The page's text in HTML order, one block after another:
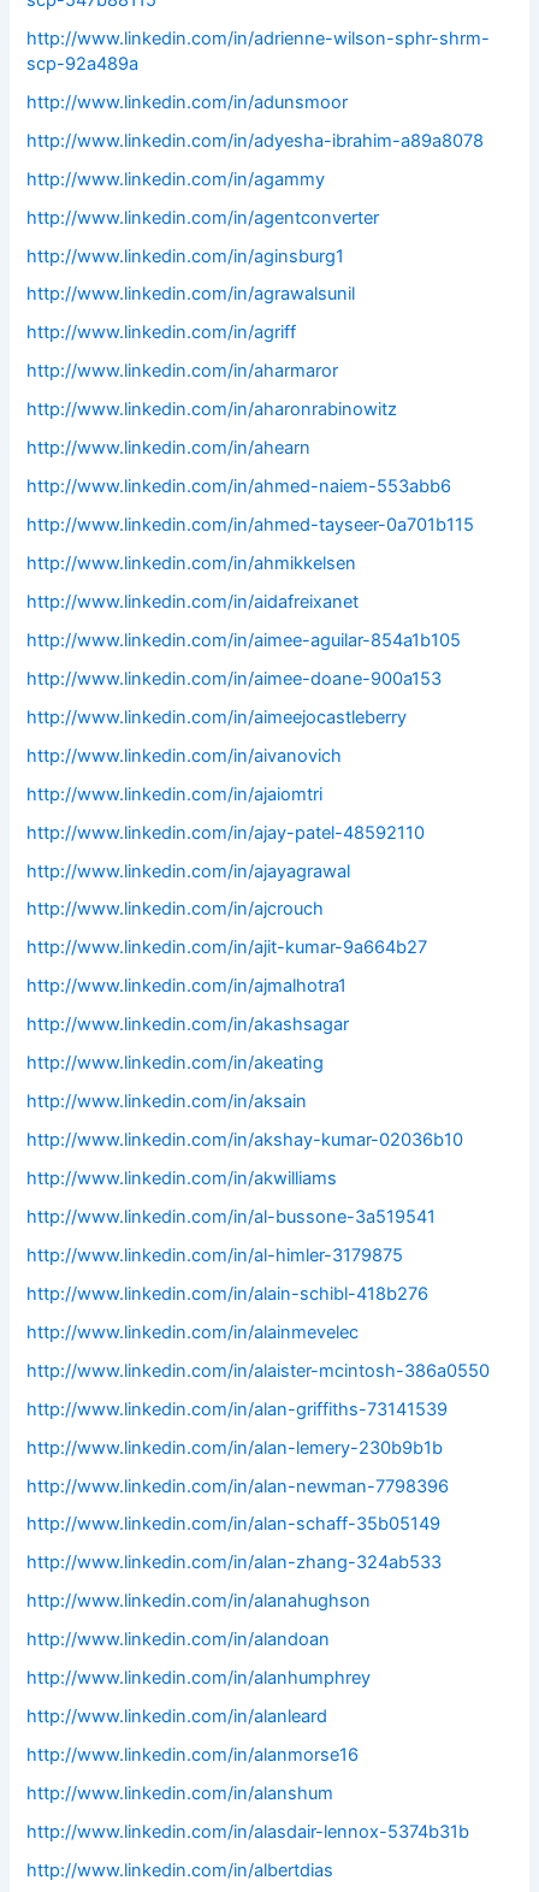
http://www.linkedin.com/in/adrienne-wilson-sphr-shrm-
scp-92a489a
http://www.linkedin.com/in/adunsmoor
http://www.linkedin.com/in/adyesha-ibrahim-a89a8078
http://www.linkedin.com/in/agammy
http://www.linkedin.com/in/agentconverter
http://www.linkedin.com/in/aginsburg1
http://www.linkedin.com/in/agrawalsunil
http://www.linkedin.com/in/agriff
http://www.linkedin.com/in/aharmaror
http://www.linkedin.com/in/aharonrabinowitz
http://www.linkedin.com/in/ahearn
http://www.linkedin.com/in/ahmed-naiem-553abb6
http://www.linkedin.com/in/ahmed-tayseer-0a701b115
http://www.linkedin.com/in/ahmikkelsen
http://www.linkedin.com/in/aidafreixanet
http://www.linkedin.com/in/aimee-aguilar-854a1b105
http://www.linkedin.com/in/aimee-doane-900a153
http://www.linkedin.com/in/aimeejocastleberry
http://www.linkedin.com/in/aivanovich
http://www.linkedin.com/in/ajaiomtri
http://www.linkedin.com/in/ajay-patel-48592110
http://www.linkedin.com/in/ajayagrawal
http://www.linkedin.com/in/ajcrouch
http://www.linkedin.com/in/ajit-kumar-9a664b27
http://www.linkedin.com/in/ajmalhotra1
http://www.linkedin.com/in/akashsagar
http://www.linkedin.com/in/akeating
http://www.linkedin.com/in/aksain
http://www.linkedin.com/in/akshay-kumar-02036b10
http://www.linkedin.com/in/akwilliams
http://www.linkedin.com/in/al-bussone-3a519541
http://www.linkedin.com/in/al-himler-3179875
http://www.linkedin.com/in/alain-schibl-418b276
http://www.linkedin.com/in/alainmevelec
http://www.linkedin.com/in/alaister-mcintosh-386a0550
http://www.linkedin.com/in/alan-griffiths-73141539
http://www.linkedin.com/in/alan-lemery-230b9b1b
http://www.linkedin.com/in/alan-newman-7798396
http://www.linkedin.com/in/alan-schaff-35b05149
http://www.linkedin.com/in/alan-zhang-324ab533
http://www.linkedin.com/in/alanahughson
http://www.linkedin.com/in/alandoan
http://www.linkedin.com/in/alanhumphrey
http://www.linkedin.com/in/alanleard
http://www.linkedin.com/in/alanmorse16
http://www.linkedin.com/in/alanshum
http://www.linkedin.com/in/alasdair-lennox-5374b31b
http://www.linkedin.com/in/albertdias